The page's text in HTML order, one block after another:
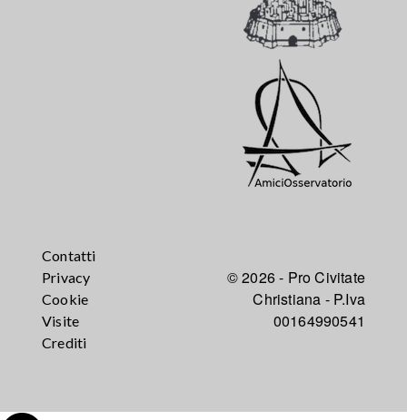
Contatti
Privacy
Cookie
Visite
Crediti
© 2026 - Pro Civitate
Christiana - P.Iva
00164990541